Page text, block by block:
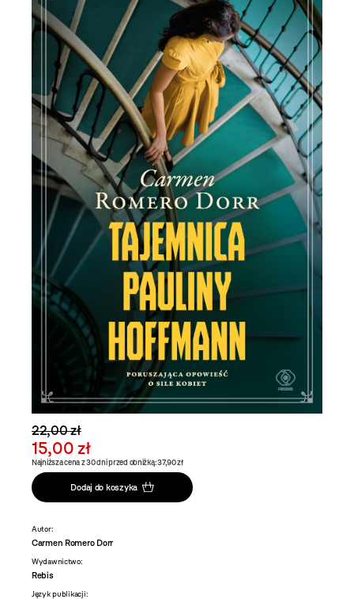
22,00 zł
15,00 zł
Najniższa cena z 30 dni przed obniżką: 37,90 zł
Dodaj do koszyka
Autor:
Carmen Romero Dorr
Wydawnictwo:
Rebis
Język publikacji: